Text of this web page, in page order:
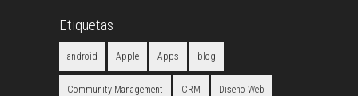
Etiquetas
android Apple Apps blog
Community Management CRM Diseño Web